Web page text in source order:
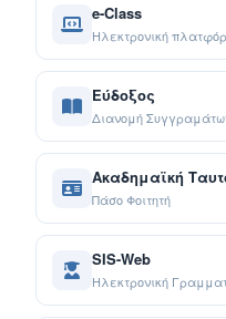
e-Class
Εύδοξος
Διανομή
Ακαδημαϊκή
Πάσο Φοιτητή
SIS-Web
Ηλεκτρονική